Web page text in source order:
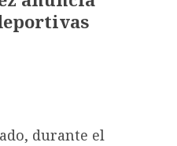
durante el